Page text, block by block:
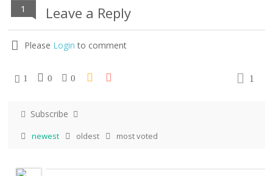
1 Leave a Reply
Please Login to comment
1 0 0 1
Subscribe
newest oldest most voted